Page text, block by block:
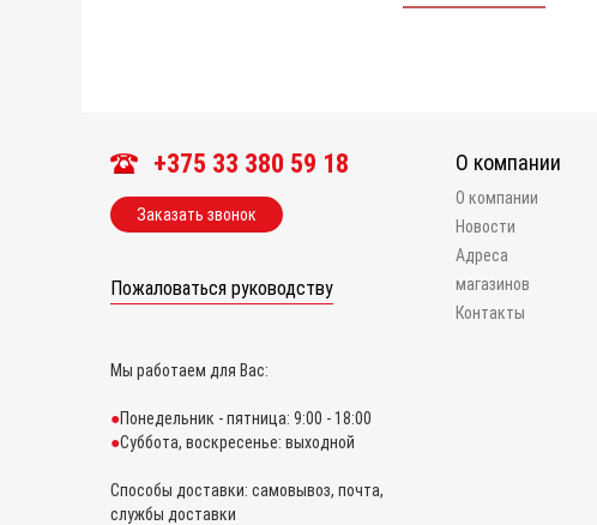
+375 33 380 59 18
Заказать звонок
Пожаловаться руководству
Мы работаем для Вас:
Понедельник - пятница: 9:00 - 18:00
Суббота, воскресенье: выходной
Способы доставки: самовывоз, почта,
службы доставки
О компании
О компании
Новости
Адреса
магазинов
Контакты